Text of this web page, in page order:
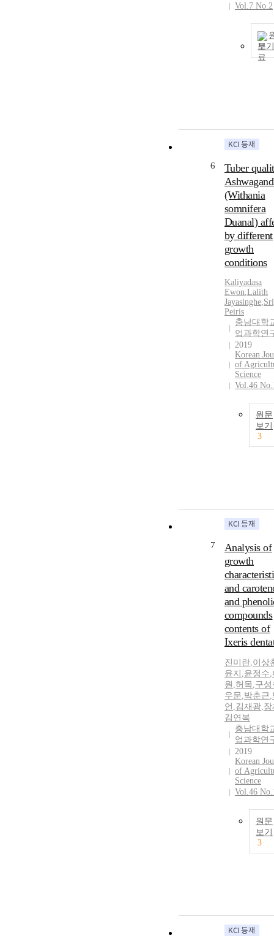
Vol.7 No.2
보기
6
Tuber
(Withania
somnifera
Duanal)
by different
growth
conditions
Kaliyadasa
Ewon,Lalith
Jayasinghe,
Peiris
충남대학
업과학연
2019
Korean
of
Science
Vol.46
원문
보기
3
7
Analysis of
growth
and
and
compounds
contents of
Ixeris
진미란,이상
윤지 ,윤정수,
원 ,허목,구성
우문,박춘근,
언 ,김재광,
김연복
충남대학
업과학연
2019
Korean
of
Science
Vol.46
원문
보기
3